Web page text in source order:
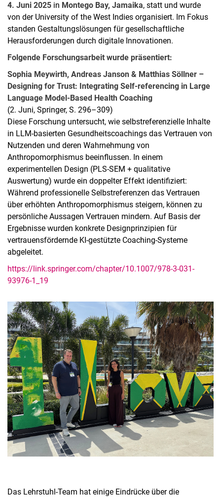
4. Juni 2025 in Montego Bay, Jamaika, statt und wurde
von der University of the West Indies organisiert. Im Fokus
standen Gestaltungslösungen für gesellschaftliche
Herausforderungen durch digitale Innovationen.
Folgende Forschungsarbeit wurde präsentiert:
Sophia Meywirth, Andreas Janson & Matthias Söllner –
Designing for Trust: Integrating Self-referencing in Large
Language Model-Based Health Coaching
(2. Juni, Springer, S. 296–309)
Diese Forschung untersucht, wie selbstreferenzielle Inhalte
in LLM-basierten Gesundheitscoachings das Vertrauen von
Nutzenden und deren Wahrnehmung von
Anthropomorphismus beeinflussen. In einem
experimentellen Design (PLS-SEM + qualitative
Auswertung) wurde ein doppelter Effekt identifiziert:
Während professionelle Selbstreferenzen das Vertrauen
über erhöhten Anthropomorphismus steigern, können zu
persönliche Aussagen Vertrauen mindern. Auf Basis der
Ergebnisse wurden konkrete Designprinzipien für
vertrauensfördernde KI-gestützte Coaching-Systeme
abgeleitet.
https://link.springer.com/chapter/10.1007/978-3-031-
93976-1_19
Das Lehrstuhl-Team hat einige Eindrücke über die